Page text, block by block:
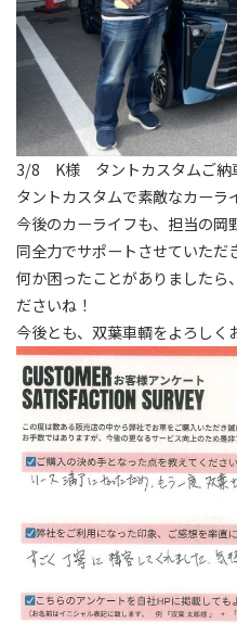
3/8 K様 タントカスタムご納
タントカスタムで素敵なカーラ
今後のカーライフも、担当の岡
同全力でサポートさせていただ
何か困ったことがありましたら
ださいね！
今後とも、双葉車輌をよろしく